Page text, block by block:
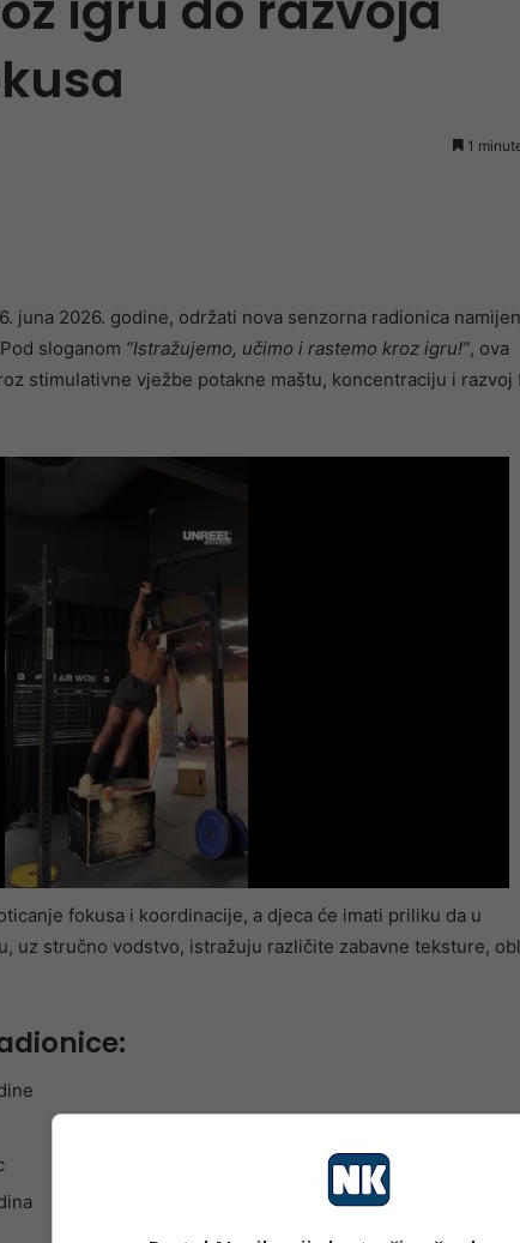
1
juna 2026. godine, održati nova senzorna radionica
sloganom “Istražujemo, učimo i rastemo kroz igru!”, ova
stimulativne vježbe potakne maštu, koncentraciju i razvoj
fokusa i koordinacije, a djeca će imati priliku da u
uz stručno vodstvo, istražuju različite zabavne teksture,